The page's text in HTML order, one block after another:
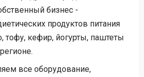
бизнес -
продуктов питания
тофу, кефир, йогурты, паштеты
все оборудование,